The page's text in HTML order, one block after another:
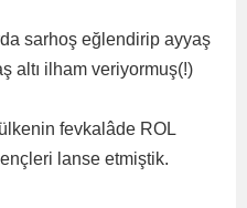
sarhoş eğlendirip ayyaş
altı ilham veriyormuş(!)
fevkalâde ROL
lanse etmiştik.